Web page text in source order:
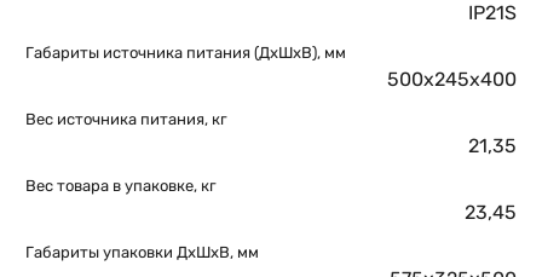
IP21S
Габариты источника питания (ДхШхВ), мм
500x245x400
Вес источника питания, кг
21,35
Вес товара в упаковке, кг
23,45
Габариты упаковки ДхШхВ, мм